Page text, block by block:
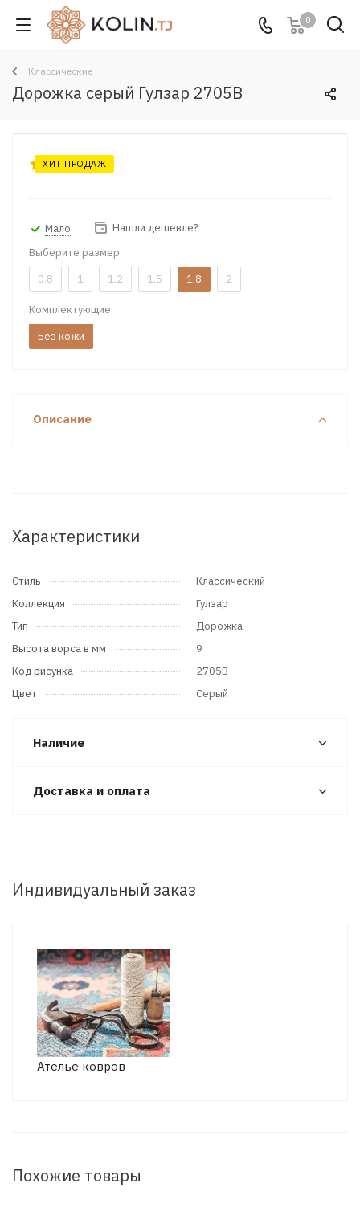
0
Классические
Дорожка серый Гулзар 2705B
ХИТ ПРОДАЖ
Мало
Нашли дешевле?
Выберите размер
0.8
1 1.2 1.5 1.8 2
Комплектующие
Без кожи
Описание
Характеристики
Стиль
Классический
Коллекция
Гулзар
Тип
Дорожка
Высота ворса в мм
9
Код рисунка
2705B
Цвет
Серый
Наличие
Доставка и оплата
Индивидуальный заказ
Ателье ковров
Похожие товары